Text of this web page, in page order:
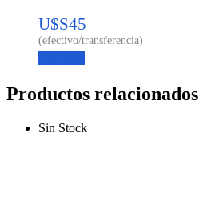
U$S45
Productos relacionados
Sin Stock